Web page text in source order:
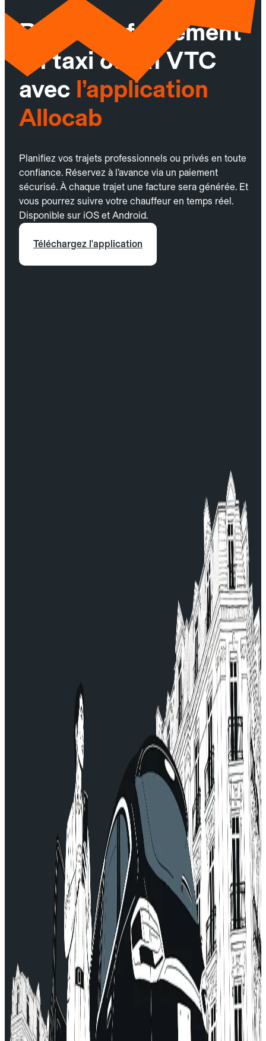
Réservez facilement
un taxi ou un VTC
avec l’application
Allocab
Planifiez vos trajets professionnels ou privés en toute
confiance. Réservez à l’avance via un paiement
sécurisé. À chaque trajet une facture sera générée. Et
vous pourrez suivre votre chauffeur en temps réel.
Disponible sur iOS et Android.
Téléchargez l'application